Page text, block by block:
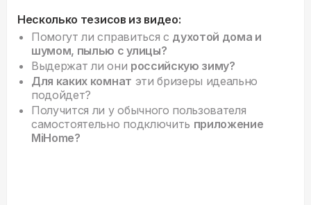
Несколько тезисов из видео:
Помогут ли справиться с духотой дома и
шумом, пылью с улицы?
Выдержат ли они российскую зиму?
Для каких комнат эти бризеры идеально
подойдет?
Получится ли у обычного пользователя
самостоятельно подключить приложение
MiHome?